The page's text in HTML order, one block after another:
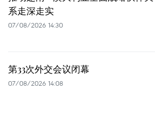
系走深走实
07/08/2026 14:30
第33次外交会议闭幕
07/08/2026 14:08